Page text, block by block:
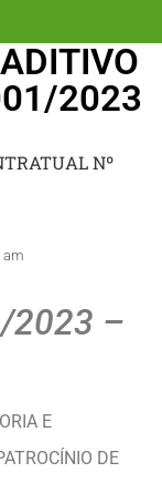
2023
Nº
am
2023 –
E
DE